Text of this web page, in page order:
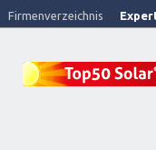
Firmenverzeichnis